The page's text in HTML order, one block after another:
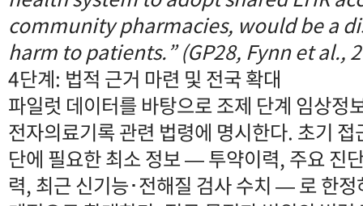
community pharmacies, would be a
harm to patients.” (GP28, Fynn et al.,
4단계: 법적 근거 마련 및 전국 확대
파일럿 데이터를 바탕으로 조제 단계 임상정
전자의료기록 관련 법령에 명시한다. 초기
단에 필요한 최소 정보 — 투약이력, 주요 진
력, 최근 신기능･전해질 검사 수치 — 로 한